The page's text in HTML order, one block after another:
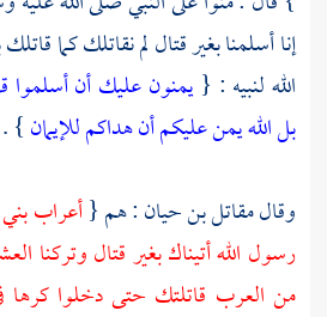
إنا أسلمنا بغير قتال لم نقاتلك كما
الله لنبيه : {يمنون عليك أن أسلموا
بل الله يمن عليكم أن هداكم للإيمان} .
وقالمقاتل بن حيان: هم {أعراب
رسول الله أتيناك بغير قتال وتركنا
من العرب قاتلتك حتى دخلوا كرها